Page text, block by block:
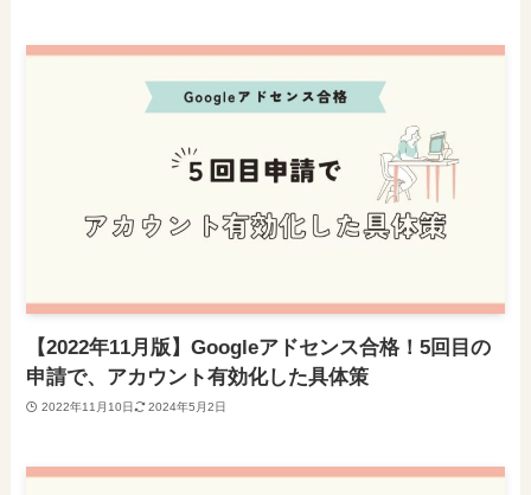
【2022年11月版】Googleアドセンス合格！5回目の
申請で、アカウント有効化した具体策
2022年11月10日 2024年5月2日